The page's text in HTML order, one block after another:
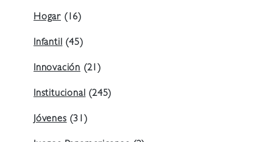
Hogar (16)
Infantil(45)
Innovación (21)
Institucional(245)
Jóvenes(31)